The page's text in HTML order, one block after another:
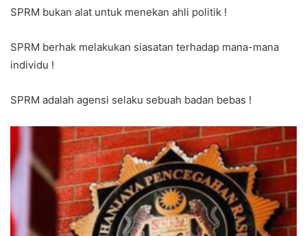
SPRM bukan alat untuk menekan ahli politik !
SPRM berhak melakukan siasatan terhadap mana-mana
individu !
SPRM adalah agensi selaku sebuah badan bebas !